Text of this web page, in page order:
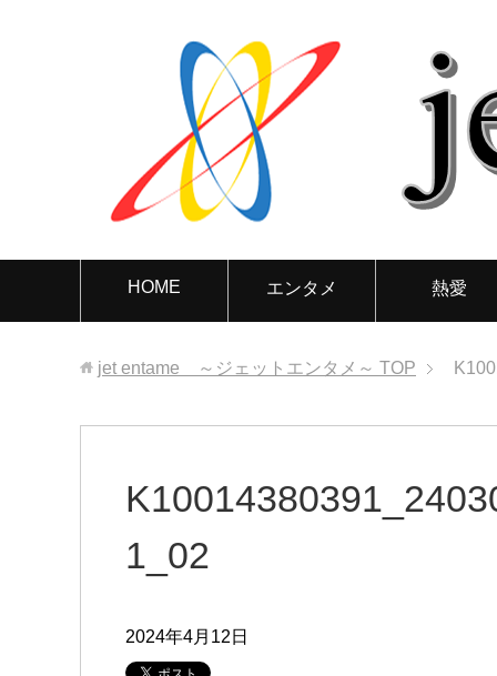
HOME エンタメ 熱愛
jet entame ～ジェットエンタメ～ TOP
1_02
2024年4月12日